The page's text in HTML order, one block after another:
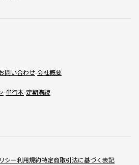
シー利用規約特定商取引法に基づく表記
問い合わせ 会社概要
単行本 定期購読